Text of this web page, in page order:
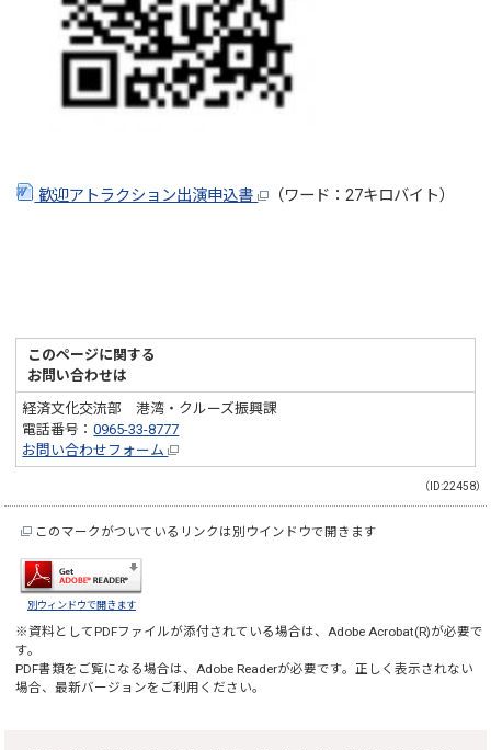
歓迎アトラクション出演申込書 （ワード：27キロバイト）
このページに関する
お問い合わせは
経済文化交流部 港湾・クルーズ振興課
電話番号：0965-33-8777
お問い合わせフォーム
（ID:22458）
このマークがついているリンクは別ウインドウで開きます
別ウィンドウで開きます
※資料としてPDFファイルが添付されている場合は、Adobe Acrobat(R)が必要で
す。
PDF書類をご覧になる場合は、Adobe Readerが必要です。正しく表示されない
場合、最新バージョンをご利用ください。